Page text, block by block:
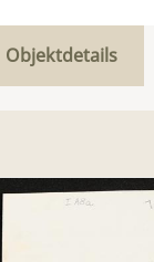
Objektdetails